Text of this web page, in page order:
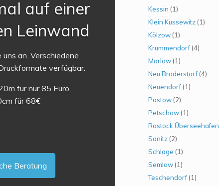
auf einer
Leinwand
uns an. Verschiedene
verfügbar.
für nur 85 Euro,
für 68€
Beratung
Kessin (1)
Klein Kussewitz (1)
Kölzow (1)
Krummendorf (4)
Marlow (1)
Neu Broderstorf (4)
Neuendorf (1)
Pastow (2)
Petschow (1)
Rostock Überseehafen
Sanitz (2)
Schlage (1)
Semlow (1)
Teschendorf (1)